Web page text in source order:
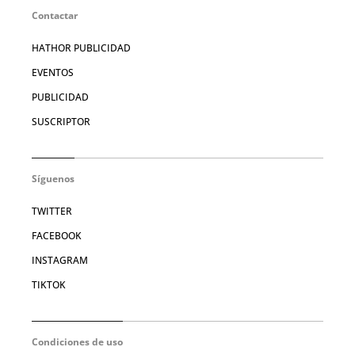
Contactar
HATHOR PUBLICIDAD
EVENTOS
PUBLICIDAD
SUSCRIPTOR
Síguenos
TWITTER
FACEBOOK
INSTAGRAM
TIKTOK
Condiciones de uso